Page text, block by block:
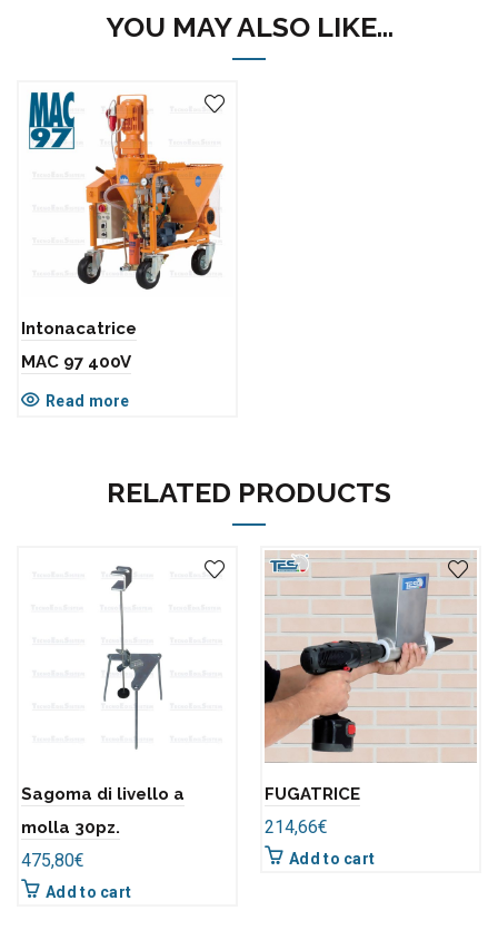
YOU MAY ALSO LIKE…
Intonacatrice
MAC 97 400V
Read more
RELATED PRODUCTS
Sagoma di livello a
molla 30pz.
475,80€
Add to cart
FUGATRICE
214,66€
Add to cart